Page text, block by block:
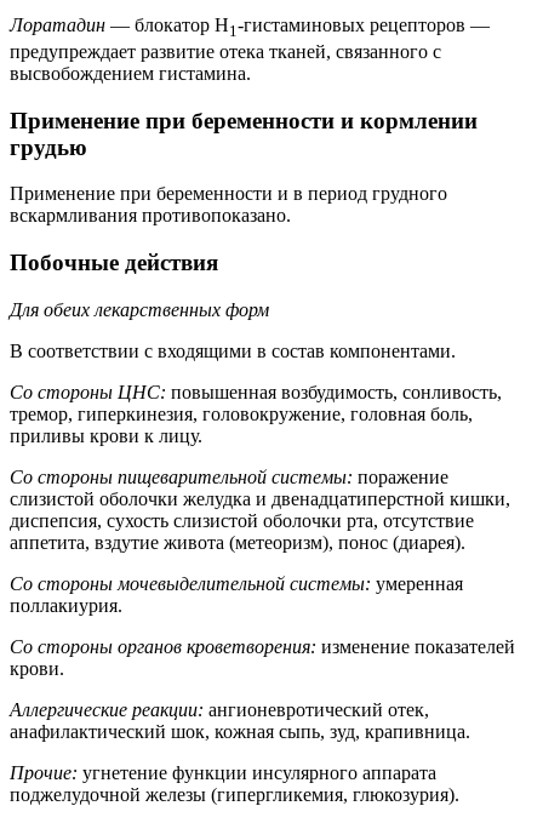
Лоратадин — блокатор Н1 -гистаминовых рецепторов —
предупреждает развитие отека тканей, связанного с
высвобождением гистамина.
Применение при беременности и кормлении
грудью
Применение при беременности и в период грудного
вскармливания противопоказано.
Побочные действия
Для обеих лекарственных форм
В соответствии с входящими в состав компонентами.
Со стороны ЦНС: повышенная возбудимость, сонливость,
тремор, гиперкинезия, головокружение, головная боль,
приливы крови к лицу.
Со стороны пищеварительной системы: поражение
слизистой оболочки желудка и двенадцатиперстной кишки,
диспепсия, сухость слизистой оболочки рта, отсутствие
аппетита, вздутие живота (метеоризм), понос (диарея).
Со стороны мочевыделительной системы: умеренная
поллакиурия.
Со стороны органов кроветворения: изменение показателей
крови.
Аллергические реакции: ангионевротический отек,
анафилактический шок, кожная сыпь, зуд, крапивница.
Прочие: угнетение функции инсулярного аппарата
поджелудочной железы (гипергликемия, глюкозурия).